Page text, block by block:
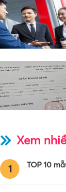
Xem
1 TOP 10